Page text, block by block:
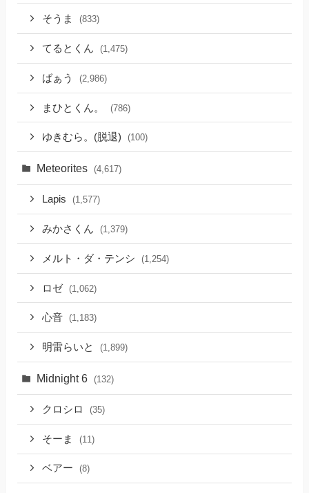
そうま (833)
てるとくん (1,475)
ばぁう (2,986)
まひとくん。 (786)
ゆきむら。(脱退) (100)
Meteorites (4,617)
Lapis (1,577)
みかさくん (1,379)
メルト・ダ・テンシ (1,254)
ロゼ (1,062)
心音 (1,183)
明雷らいと (1,899)
Midnight 6 (132)
クロシロ (35)
そーま (11)
ベアー (8)